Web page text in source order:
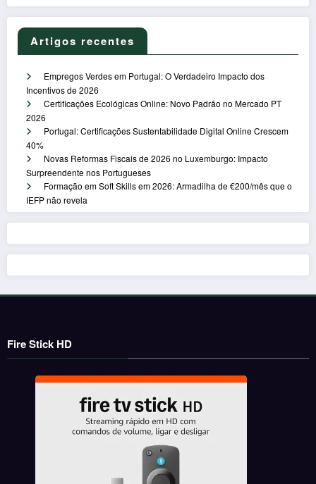
Artigos recentes
Empregos Verdes em Portugal: O Verdadeiro Impacto dos
Incentivos de 2026
Certificações Ecológicas Online: Novo Padrão no Mercado PT
2026
Portugal: Certificações Sustentabilidade Digital Online Crescem
40%
Novas Reformas Fiscais de 2026 no Luxemburgo: Impacto
Surpreendente nos Portugueses
Formação em Soft Skills em 2026: Armadilha de €200/mês que o
IEFP não revela
Fire Stick HD